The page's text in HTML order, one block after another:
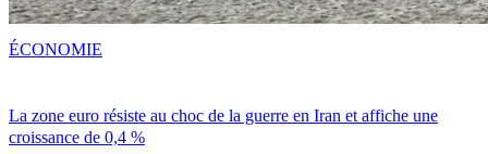
La zone euro résiste au choc de la guerre en Iran et affiche une
croissance de 0,4 %
ÉCONOMIE